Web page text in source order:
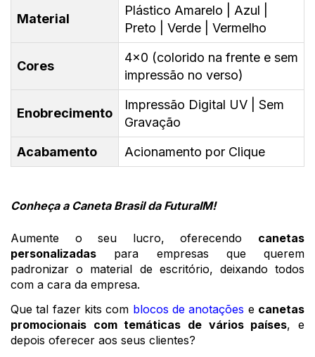
Material
Plástico Amarelo | Azul |
Preto | Verde | Vermelho
Cores
4x0 (colorido na frente e sem
impressão no verso)
Enobrecimento
Impressão Digital UV | Sem
Gravação
Acabamento
Acionamento por Clique
Conheça a Caneta Brasil da FuturaIM!
Aumente o seu lucro, oferecendo canetas
personalizadas para empresas que querem
padronizar o material de escritório, deixando todos
com a cara da empresa.
Que tal fazer kits com blocos de anotações e canetas
promocionais com temáticas de vários países, e
depois oferecer aos seus clientes?